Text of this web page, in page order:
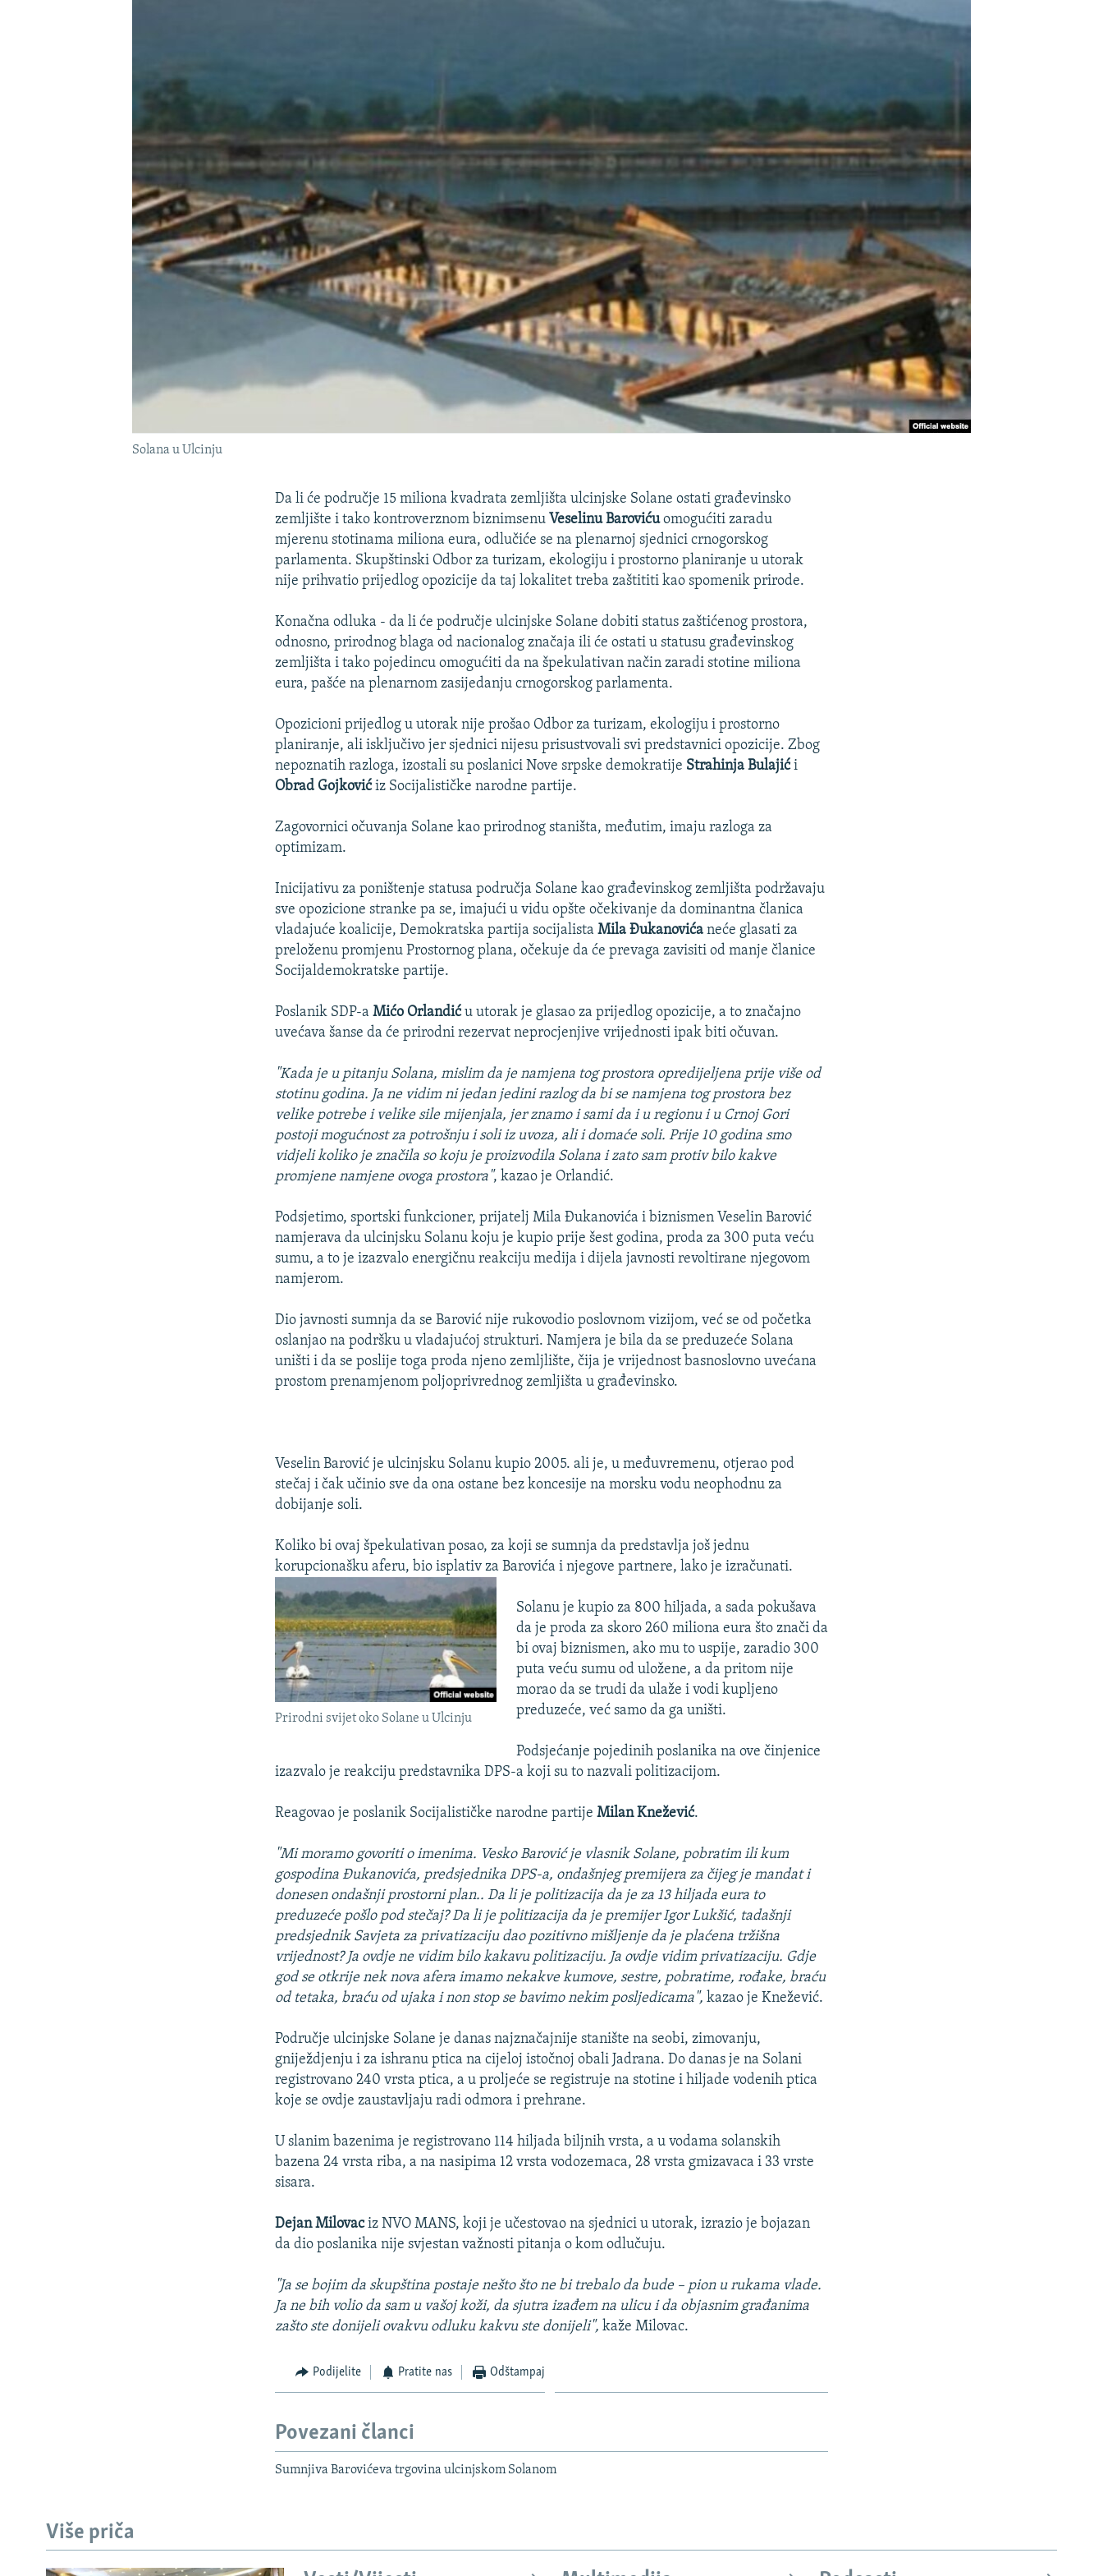
TRI DECENIJE OD RATA U BIH
Solana u Ulcinju
Da li će područje 15 miliona kvadrata zemljišta ulcinjske Solane ostati građevinsko
zemljište i tako kontroverznom biznimsenu Veselinu Barovićuomogućiti zaradu
mjerenu stotinama miliona eura, odlučiće se na plenarnoj sjednici crnogorskog
parlamenta. Skupštinski Odbor za turizam, ekologiju i prostorno planiranje u utorak
nije prihvatio prijedlog opozicije da taj lokalitet treba zaštititi kao spomenik prirode.
Konačna odluka - da li će područje ulcinjske Solane dobiti status zaštićenog prostora,
odnosno, prirodnog blaga od nacionalog značaja ili će ostati u statusu građevinskog
zemljišta i tako pojedincu omogućiti da na špekulativan način zaradi stotine miliona
eura, pašće na plenarnom zasijedanju crnogorskog parlamenta.
Opozicioni prijedlog u utorak nije prošao Odbor za turizam, ekologiju i prostorno
planiranje, ali isključivo jer sjednici nijesu prisustvovali svi predstavnici opozicije. Zbog
nepoznatih razloga, izostali su poslanici Nove srpske demokratije Strahinja Bulajići
Obrad Gojkovićiz Socijalističke narodne partije.
Zagovornici očuvanja Solane kao prirodnog staništa, međutim, imaju razloga za
optimizam.
Inicijativu za poništenje statusa područja Solane kao građevinskog zemljišta podržavaju
sve opozicione stranke pa se, imajući u vidu opšte očekivanje da dominantna članica
vladajuće koalicije, Demokratska partija socijalista Mila Đukanovićaneće glasati za
preloženu promjenu Prostornog plana, očekuje da će prevaga zavisiti od manje članice
Socijaldemokratske partije.
Poslanik SDP-a Mićo Orlandiću utorak je glasao za prijedlog opozicije, a to značajno
uvećava šanse da će prirodni rezervat neprocjenjive vrijednosti ipak biti očuvan.
"Kada je u pitanju Solana, mislim da je namjena tog prostora opredijeljena prije više od
stotinu godina. Ja ne vidim ni jedan jedini razlog da bi se namjena tog prostora bez
velike potrebe i velike sile mijenjala, jer znamo i sami da i u regionu i u Crnoj Gori
postoji mogućnost za potrošnju i soli iz uvoza, ali i domaće soli. Prije 10 godina smo
vidjeli koliko je značila so koju je proizvodila Solana i zato sam protiv bilo kakve
promjene namjene ovoga prostora", kazao je Orlandić.
Podsjetimo, sportski funkcioner, prijatelj Mila Đukanovića i biznismen Veselin Barović
namjerava da ulcinjsku Solanu koju je kupio prije šest godina, proda za 300 puta veću
sumu, a to je izazvalo energičnu reakciju medija i dijela javnosti revoltirane njegovom
namjerom.
Dio javnosti sumnja da se Barović nije rukovodio poslovnom vizijom, već se od početka
oslanjao na podršku u vladajućoj strukturi. Namjera je bila da se preduzeće Solana
uništi i da se poslije toga proda njeno zemljlište, čija je vrijednost basnoslovno uvećana
prostom prenamjenom poljoprivrednog zemljišta u građevinsko.
Veselin Barović je ulcinjsku Solanu kupio 2005. ali je, u međuvremenu, otjerao pod
stečaj i čak učinio sve da ona ostane bez koncesije na morsku vodu neophodnu za
dobijanje soli.
Koliko bi ovaj špekulativan posao, za koji se sumnja da predstavlja još jednu
korupcionašku aferu, bio isplativ za Barovića i njegove partnere, lako je izračunati.
Prirodni svijet oko Solane u Ulcinju
Solanu je kupio za 800 hiljada, a sada pokušava
da je proda za skoro 260 miliona eura što znači da
bi ovaj biznismen, ako mu to uspije, zaradio 300
puta veću sumu od uložene, a da pritom nije
morao da se trudi da ulaže i vodi kupljeno
preduzeće, već samo da ga uništi.
Podsjećanje pojedinih poslanika na ove činjenice
izazvalo je reakciju predstavnika DPS-a koji su to nazvali politizacijom.
Reagovao je poslanik Socijalističke narodne partije Milan Knežević.
"Mi moramo govoriti o imenima. Vesko Barović je vlasnik Solane, pobratim ili kum
gospodina Đukanovića, predsjednika DPS-a, ondašnjeg premijera za čijeg je mandat i
donesen ondašnji prostorni plan.. Da li je politizacija da je za 13 hiljada eura to
preduzeće pošlo pod stečaj? Da li je politizacija da je premijer Igor Lukšić, tadašnji
predsjednik Savjeta za privatizaciju dao pozitivno mišljenje da je plaćena tržišna
vrijednost? Ja ovdje ne vidim bilo kakavu politizaciju. Ja ovdje vidim privatizaciju. Gdje
god se otkrije nek nova afera imamo nekakve kumove, sestre, pobratime, rođake, braću
od tetaka, braću od ujaka i non stop se bavimo nekim posljedicama", kazao je Knežević.
Područje ulcinjske Solane je danas najznačajnije stanište na seobi, zimovanju,
gniježdjenju i za ishranu ptica na cijeloj istočnoj obali Jadrana. Do danas je na Solani
registrovano 240 vrsta ptica, a u proljeće se registruje na stotine i hiljade vodenih ptica
koje se ovdje zaustavljaju radi odmora i prehrane.
U slanim bazenima je registrovano 114 hiljada biljnih vrsta, a u vodama solanskih
bazena 24 vrsta riba, a na nasipima 12 vrsta vodozemaca, 28 vrsta gmizavaca i 33 vrste
sisara.
Dejan Milovaciz NVO MANS, koji je učestovao na sjednici u utorak, izrazio je bojazan
da dio poslanika nije svjestan važnosti pitanja o kom odlučuju.
"Ja se bojim da skupština postaje nešto što ne bi trebalo da bude – pion u rukama vlade.
Ja ne bih volio da sam u vašoj koži, da sjutra izađem na ulicu i da objasnim građanima
zašto ste donijeli ovakvu odluku kakvu ste donijeli", kaže Milovac.
Podijelite Pratite nas Odštampaj
Povezani članci
Sumnjiva Barovićeva trgovina ulcinjskom Solanom
Više priča